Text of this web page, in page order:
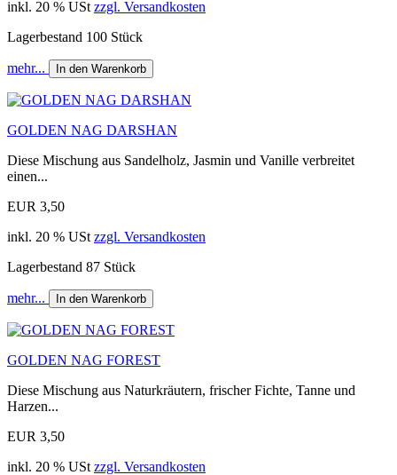
inkl. 20 % USt zzgl. Versandkosten
Lagerbestand 100 Stück
mehr... In den Warenkorb
GOLDEN NAG DARSHAN
Diese Mischung aus Sandelholz, Jasmin und Vanille verbreitet
einen...
EUR 3,50
inkl. 20 % USt zzgl. Versandkosten
Lagerbestand 87 Stück
mehr... In den Warenkorb
GOLDEN NAG FOREST
Diese Mischung aus Naturkräutern, frischer Fichte, Tanne und
Harzen...
EUR 3,50
inkl. 20 % USt zzgl. Versandkosten